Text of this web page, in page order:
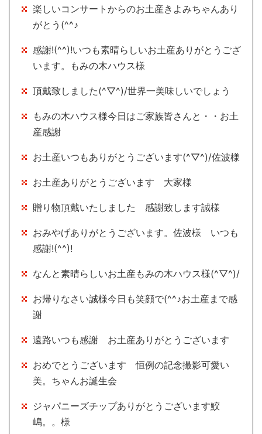
楽しいコンサートからのお土産きよみちゃんあり
がとう(^^♪
感謝!(^^)!いつも素晴らしいお土産ありがとうござ
います。もみの木ハウス様
頂戴致しました(^▽^)/世界一美味しいでしょう
もみの木ハウス様今日はご家族皆さんと・・お土
産感謝
お土産いつもありがとうございます(^▽^)/佐波様
お土産ありがとうございます 大家様
贈り物頂戴いたしました 感謝致します誠様
おみやげありがとうございます。佐波様 いつも
感謝!(^^)!
なんと素晴らしいお土産もみの木ハウス様(^▽^)/
お帰りなさい誠様今日も笑顔で(^^♪お土産まで感
謝
遠路いつも感謝 お土産ありがとうございます
おめでとうございます 恒例の記念撮影可愛い
美。ちゃんお誕生会
ジャパニーズチップありがとうございます鮫
嶋。。様